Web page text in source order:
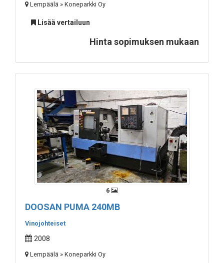
Lempäälä » Koneparkki Oy
Lisää vertailuun
Hinta sopimuksen mukaan
6
DOOSAN PUMA 240MB
Vinojohteiset
2008
Lempäälä » Koneparkki Oy